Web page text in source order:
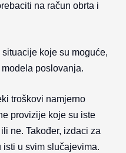
na račun obrta i
koje su moguće,
poslovanja.
troškovi namjerno
provizije koje su iste
ne. Također, izdaci za
u svim slučajevima.